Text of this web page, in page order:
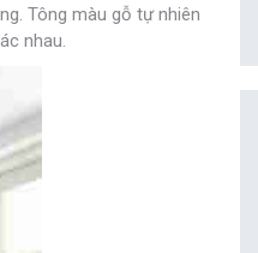
Tông màu gỗ tự nhiên
nhau.